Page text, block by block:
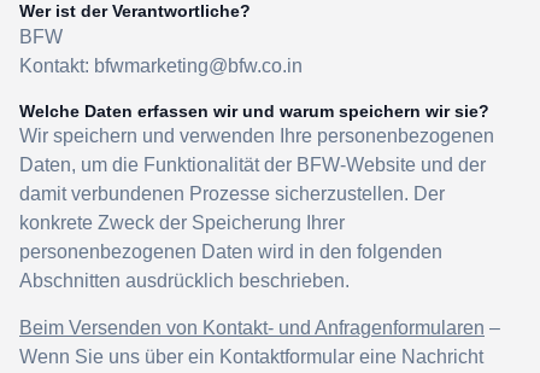
Wer ist der Verantwortliche?
BFW
Kontakt: bfwmarketing@bfw.co.in
Welche Daten erfassen wir und warum speichern wir sie?
Wir speichern und verwenden Ihre personenbezogenen
Daten, um die Funktionalität der BFW-Website und der
damit verbundenen Prozesse sicherzustellen. Der
konkrete Zweck der Speicherung Ihrer
personenbezogenen Daten wird in den folgenden
Abschnitten ausdrücklich beschrieben.
Beim Versenden von Kontakt- und Anfragenformularen –
Wenn Sie uns über ein Kontaktformular eine Nachricht